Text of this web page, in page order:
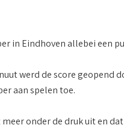
in Eindhoven allebei een
werd de score
aan spelen toe.
onder de druk uit en